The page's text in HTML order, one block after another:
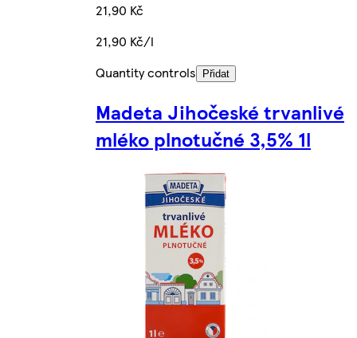
21,90 Kč
21,90 Kč/l
Quantity controls
Přidat
Madeta Jihočeské trvanlivé
mléko plnotučné 3,5% 1l